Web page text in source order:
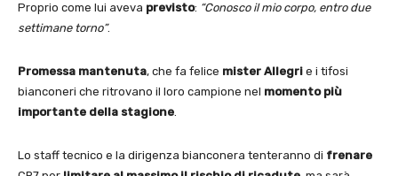
Proprio come lui aveva previsto: “Conosco il mio corpo, entro due
settimane torno”.
Promessa mantenuta, che fa felice mister Allegri e i tifosi
bianconeri che ritrovano il loro campione nel momento più
importante della stagione.
Lo staff tecnico e la dirigenza bianconera tenteranno di frenare